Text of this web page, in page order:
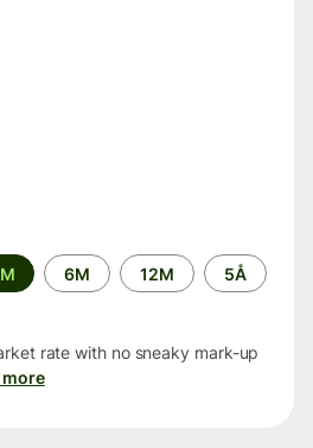
6M 12M 5Å
rate with no sneaky mark-up
more